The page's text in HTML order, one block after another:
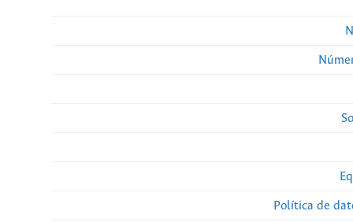
Política de